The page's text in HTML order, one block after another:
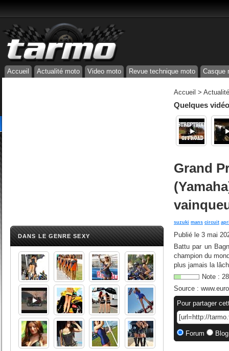
Accueil Actualité moto Video moto Revue technique moto Casque
DANS LE GENRE SEXY
Accueil >
Quelques
Grand
suzuki mans circuit
Publié le 3 mai
Battu par un
champion du
plus jamais la
Note : 28
Source :
Pour partager
Forum